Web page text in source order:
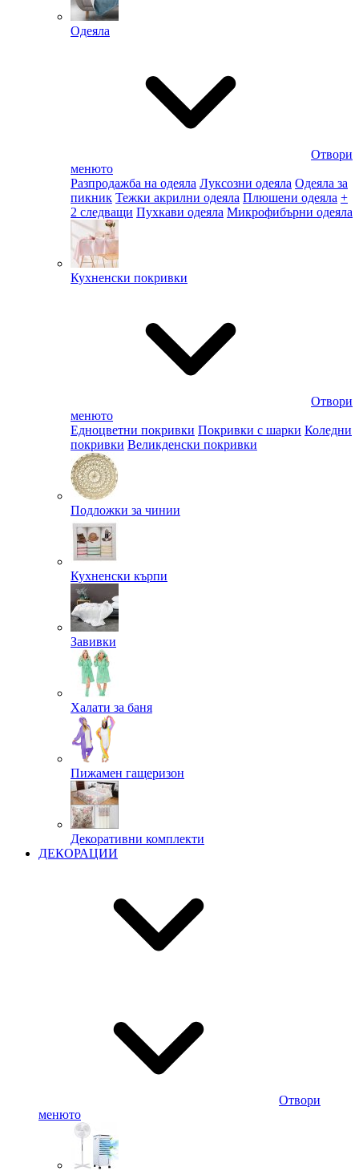
Одеяла
Отвори
менюто
Разпродажба на одеяла Луксозни одеяла Одеяла за
пикник Тежки акрилни одеяла Плюшени одеяла +
2 следващи Пухкави одеяла Микрофибърни одеяла
Кухненски покривки
Отвори
менюто
Едноцветни покривки Покривки с шарки Коледни
покривки Великденски покривки
Подложки за чинии
Кухненски кърпи
Завивки
Халати за баня
Пижамен гащеризон
Декоративни комплекти
ДЕКОРАЦИИ
Отвори
менюто